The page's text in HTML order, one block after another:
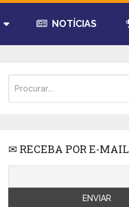
NOTÍCIAS
✉ RECEBA POR E-MAIL